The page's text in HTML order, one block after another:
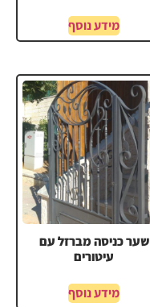
מידע נוסף
שער כניסה מברזל עם
עיטורים
מידע נוסף